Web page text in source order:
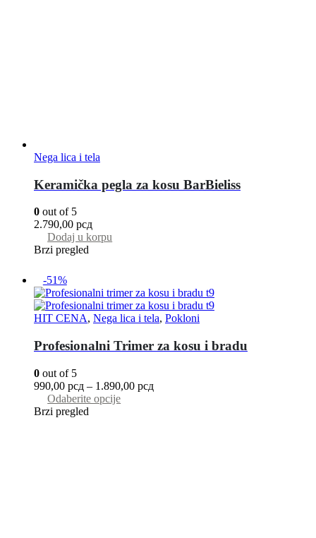
Nega lica i tela
Keramička pegla za kosu BarBieliss
0 out of 5
2.790,00 рсд
Dodaj u korpu
Brzi pregled
-51%
HIT CENA, Nega lica i tela, Pokloni
Profesionalni Trimer za kosu i bradu
0 out of 5
990,00 рсд – 1.890,00 рсд
Odaberite opcije
Brzi pregled